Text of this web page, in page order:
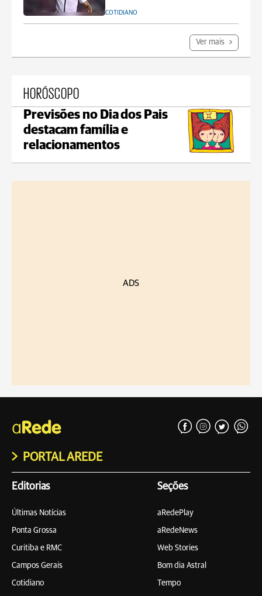
COTIDIANO
Ver mais
HORÓSCOPO
Previsões no Dia dos Pais
destacam família e
relacionamentos
ADS
PORTAL AREDE
Editorias
Últimas Notícias
Ponta Grossa
Curitiba e RMC
Campos Gerais
Cotidiano
Seções
aRedePlay
aRedeNews
Web Stories
Bom dia Astral
Tempo